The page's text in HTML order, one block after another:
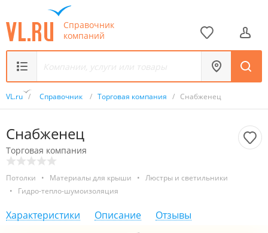
Справочник
компаний
VL.ru / Справочник / Торговая компания / Снабженец
Снабженец
Торговая компания
Потолки • Материалы для крыши • Люстры и светильники
•
Гидро-тепло-шумоизоляция
Характеристики Описание Отзывы